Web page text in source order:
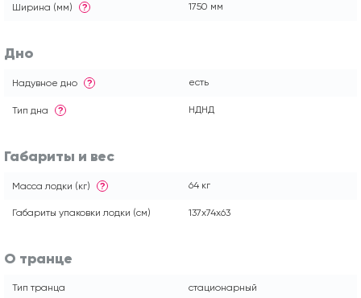
Ширина (мм) ? 1750 мм
Дно
Надувное дно ? есть
Тип дна ? НДНД
Габариты и вес
Масса лодки (кг) ? 64 кг
Габариты упаковки лодки (см) 137x74x63
О транце
Тип транца стационарный